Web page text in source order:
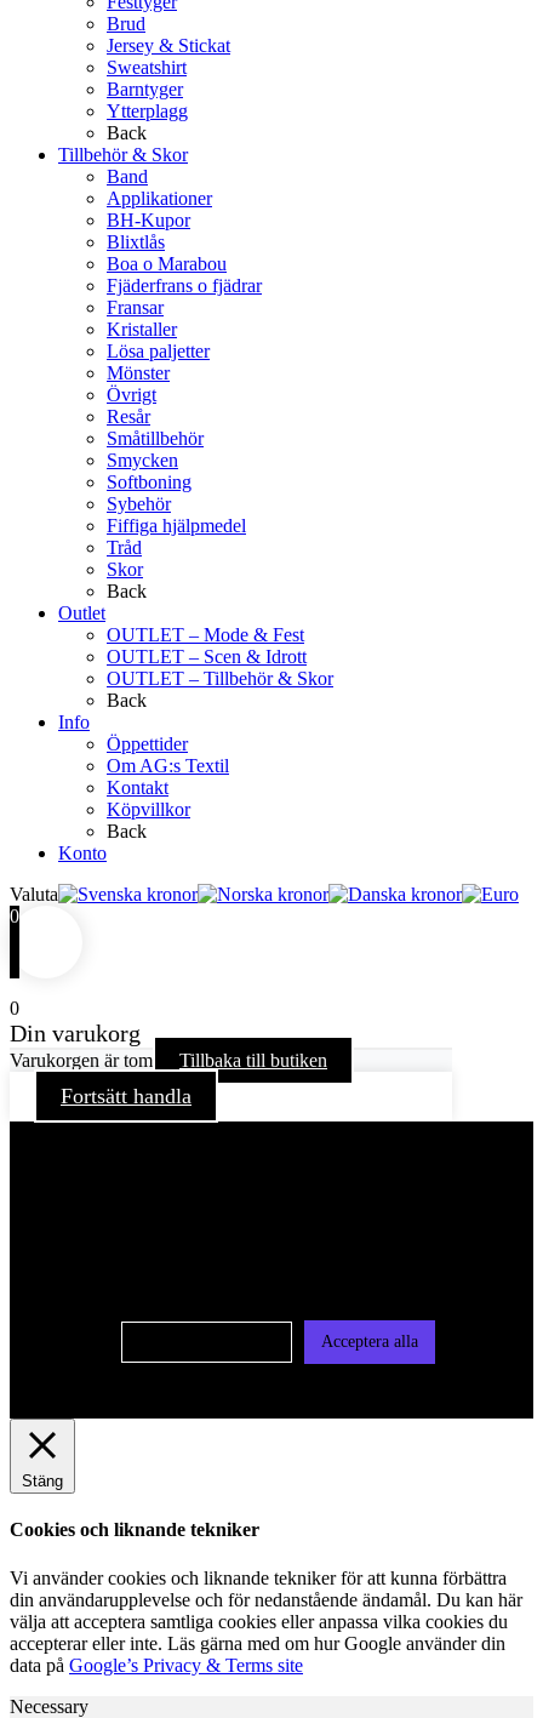
Brud
Jersey & Stickat
Sweatshirt
Barntyger
Ytterplagg
Back
Tillbehör & Skor
Band
Applikationer
BH-Kupor
Blixtlås
Boa o Marabou
Fjäderfrans o fjädrar
Fransar
Kristaller
Lösa paljetter
Mönster
Övrigt
Resår
Småtillbehör
Smycken
Softboning
Sybehör
Fiffiga hjälpmedel
Tråd
Skor
Back
Outlet
OUTLET – Mode & Fest
OUTLET – Scen & Idrott
OUTLET – Tillbehör & Skor
Back
Info
Öppettider
Om AG:s Textil
Kontakt
Köpvillkor
Back
Konto
Valuta
0
0
Din varukorg
Varukorgen är tom Tillbaka till butiken
Fortsätt handla
Acceptera alla
Stäng
Cookies och liknande tekniker
Vi använder cookies och liknande tekniker för att kunna förbättra
din användarupplevelse och för nedanstående ändamål. Du kan här
välja att acceptera samtliga cookies eller anpassa vilka cookies du
accepterar eller inte. Läs gärna med om hur Google använder din
data på Google’s Privacy & Terms site
Necessary